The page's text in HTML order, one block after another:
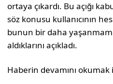
ortaya çıkardı. Bu açığı
söz konusu kullanıcının
bunun bir daha
aldıklarını açıkladı.
Haberin devamını